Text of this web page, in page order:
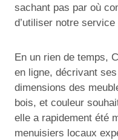
sachant pas par où
d’utiliser notre
En un rien de temps,
en ligne, décrivant
dimensions des
bois, et couleur
elle a rapidement été
menuisiers locaux